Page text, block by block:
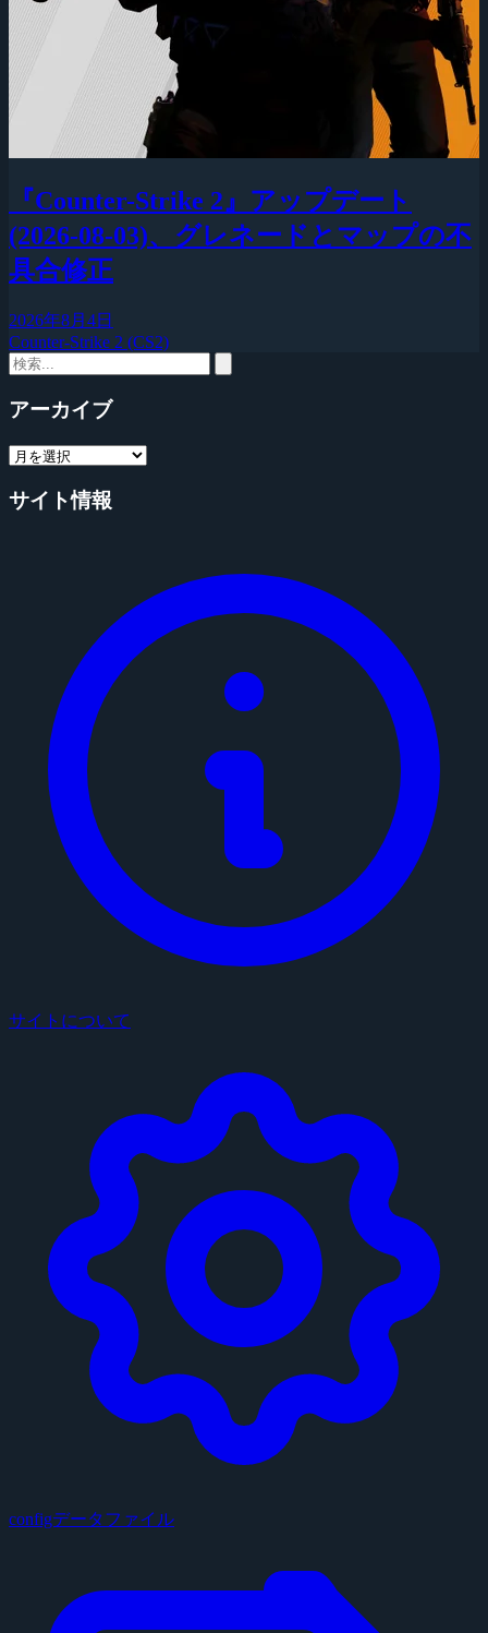
『Counter-Strike 2』アップデート
(2026-08-03)、グレネードとマップの不
具合修正
2026年8月4日
Counter-Strike 2 (CS2)
アーカイブ
サイト情報
サイトについて
configデータファイル